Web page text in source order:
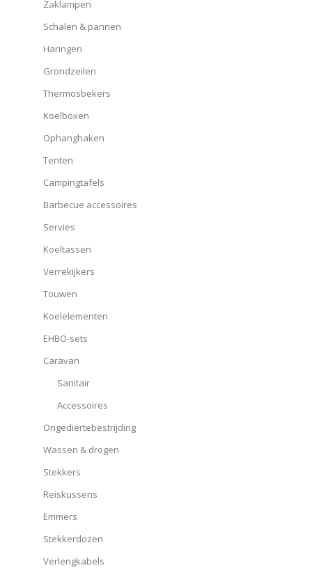
Zaklampen
Schalen & pannen
Haringen
Grondzeilen
Thermosbekers
Koelboxen
Ophanghaken
Tenten
Campingtafels
Barbecue accessoires
Servies
Koeltassen
Verrekijkers
Touwen
Koelelementen
EHBO-sets
Caravan
Sanitair
Accessoires
Ongediertebestrijding
Wassen & drogen
Stekkers
Reiskussens
Emmers
Stekkerdozen
Verlengkabels